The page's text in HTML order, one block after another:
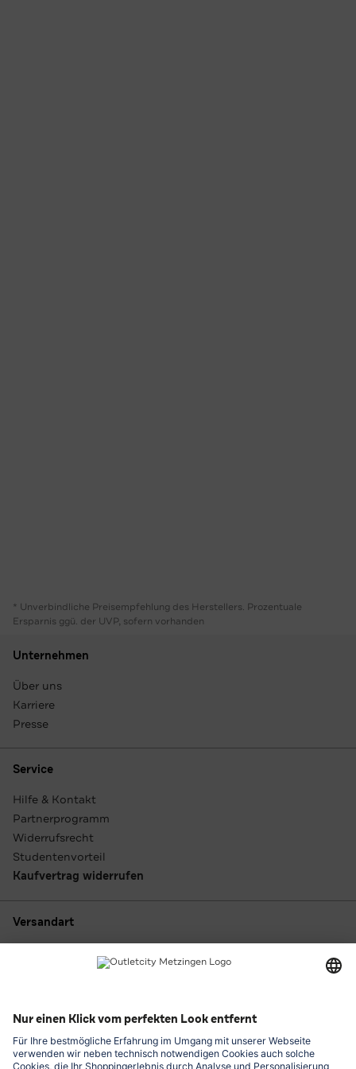
* Unverbindliche Preisempfehlung des Herstellers. Prozentuale
Ersparnis ggü. der UVP, sofern vorhanden
Unternehmen
Über uns
Karriere
Presse
Service
Hilfe & Kontakt
Partnerprogramm
Widerrufsrecht
Studentenvorteil
Kaufvertrag widerrufen
Versandart